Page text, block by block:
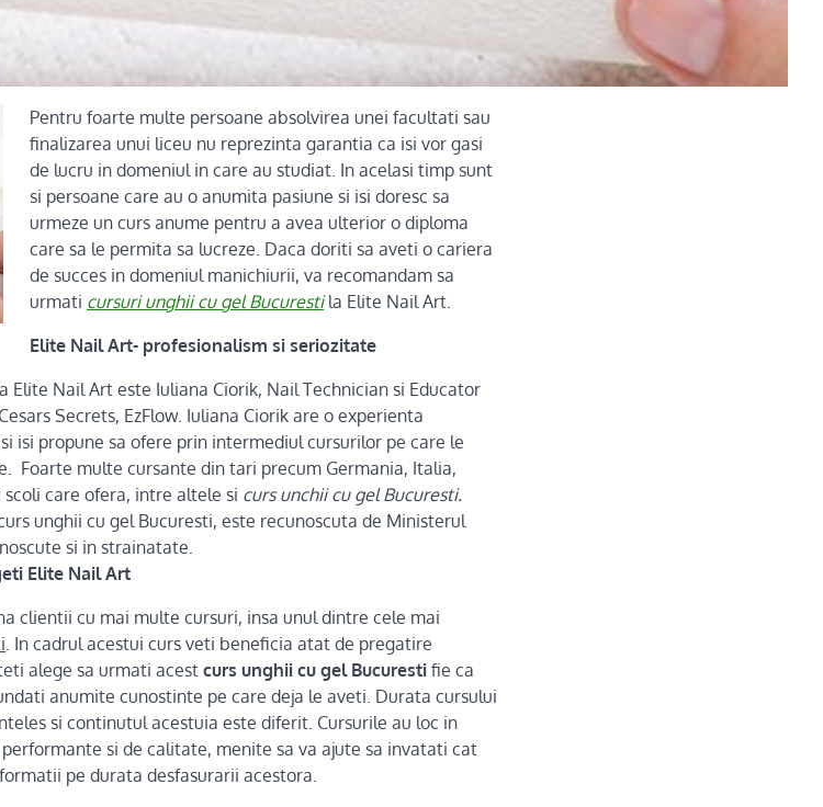
Pentru foarte multe persoane absolvirea unei facultati sau
finalizarea unui liceu nu reprezinta garantia ca isi vor gasi
de lucru in domeniul in care au studiat. In acelasi timp sunt
si persoane care au o anumita pasiune si isi doresc sa
urmeze un curs anume pentru a avea ulterior o diploma
care sa le permita sa lucreze. Daca doriti sa aveti o cariera
de succes in domeniul manichiurii, va recomandam sa
urmati cursuri unghii cu gel Bucurestila Elite Nail Art.
Elite Nail Art- profesionalism si seriozitate
Elite Nail Art este Iuliana Ciorik, Nail Technician si Educator
Secrets, EzFlow. Iuliana Ciorik are o experienta
isi propune sa ofere prin intermediul cursurilor pe care le
Foarte multe cursante din tari precum Germania, Italia,
care ofera, intre altele si curs unchii cu gel Bucuresti.
unghii cu gel Bucuresti, este recunoscuta de Ministerul
si in strainatate.
Elite Nail Art
clientii cu mai multe cursuri, insa unul dintre cele mai
. In cadrul acestui curs veti beneficia atat de pregatire
alege sa urmati acestcurs unghii cu gel Bucuresti fie ca
anumite cunostinte pe care deja le aveti. Durata cursului
si continutul acestuia este diferit. Cursurile au loc in
si de calitate, menite sa va ajute sa invatati cat
pe durata desfasurarii acestora.